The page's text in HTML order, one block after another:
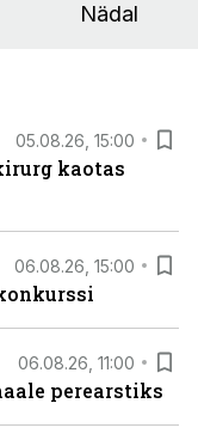
Nädal
05.08.26, 15:00
kaotas
06.08.26, 15:00
06.08.26, 11:00
perearstiks